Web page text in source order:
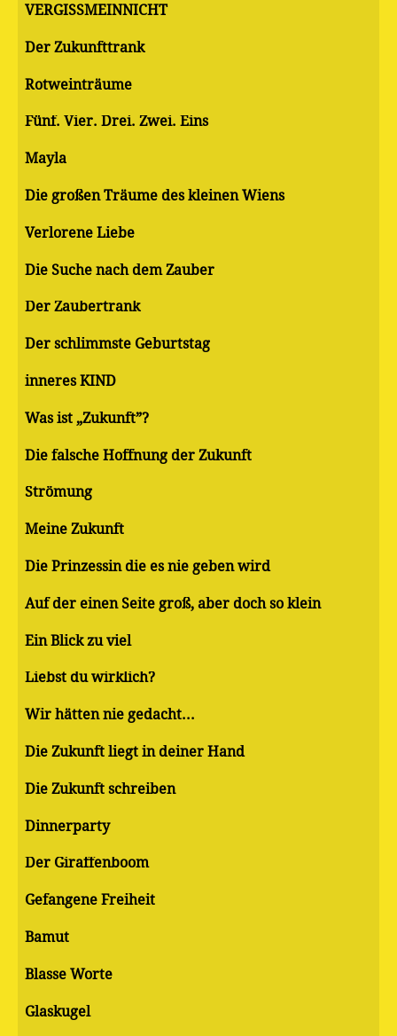
VERGISSMEINNICHT
Der Zukunfttrank
Rotweinträume
Fünf. Vier. Drei. Zwei. Eins
Mayla
Die großen Träume des kleinen Wiens
Verlorene Liebe
Die Suche nach dem Zauber
Der Zaubertrank
Der schlimmste Geburtstag
inneres KIND
Was ist „Zukunft”?
Die falsche Hoffnung der Zukunft
Strömung
Meine Zukunft
Die Prinzessin die es nie geben wird
Auf der einen Seite groß, aber doch so klein
Ein Blick zu viel
Liebst du wirklich?
Wir hätten nie gedacht...
Die Zukunft liegt in deiner Hand
Die Zukunft schreiben
Dinnerparty
Der Giraffenboom
Gefangene Freiheit
Bamut
Blasse Worte
Glaskugel